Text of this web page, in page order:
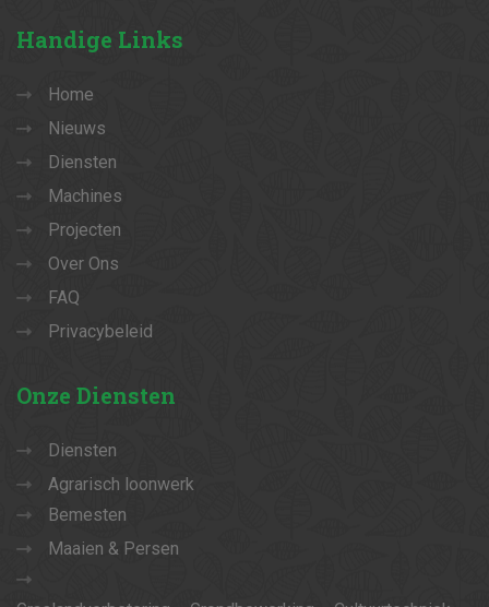
Handige Links
Home
Nieuws
Diensten
Machines
Projecten
Over Ons
FAQ
Privacybeleid
Onze Diensten
Diensten
Agrarisch loonwerk
Bemesten
Maaien & Persen